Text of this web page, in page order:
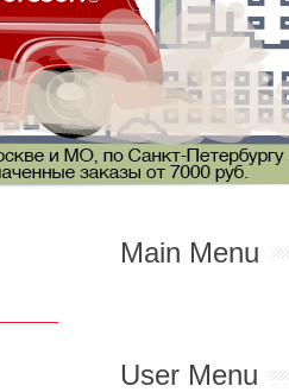
Main Menu
User Menu